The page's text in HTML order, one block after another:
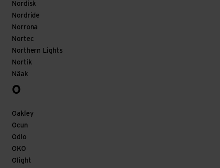
Nordisk
Nordride
Norrona
Nortec
Northern Lights
Nortik
Näak
O
Oakley
Ocun
Odlo
OKO
Olight